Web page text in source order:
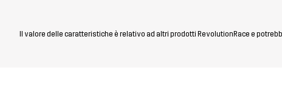
Il valore delle caratteristiche è relativo ad altri prodotti RevolutionRace e